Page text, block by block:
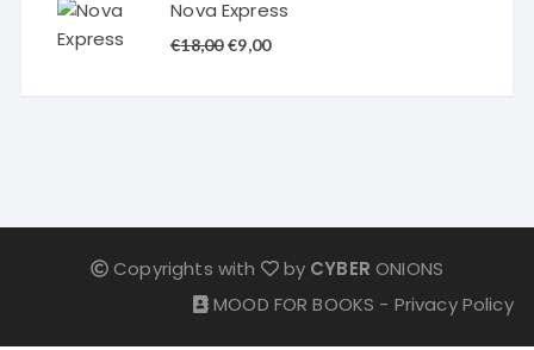
Nova Express
€18,00 Il
€9,00Il
Copyrights with by CYBER ONIONS
MOOD FOR BOOKS - Privacy Policy